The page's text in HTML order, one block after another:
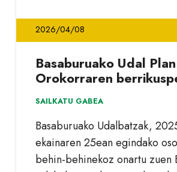
2026/04/08
Basaburuako Udal Plan
Orokorraren
SAILKATU GABEA
Basaburuako Udalbatzak,
ekainaren 25ean egindako
behin-behinekoz onartu zuen